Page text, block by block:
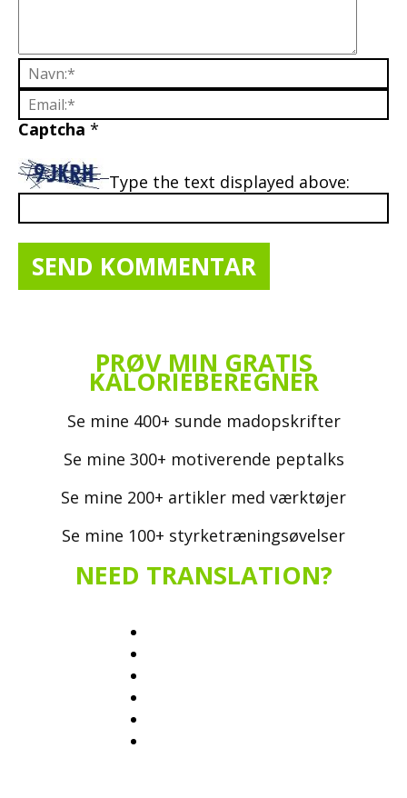
Captcha *
Type the text displayed above:
PRØV MIN GRATIS
KALORIEBEREGNER
Se mine 400+ sunde madopskrifter
Se mine 300+ motiverende peptalks
Se mine 200+ artikler med værktøjer
Se mine 100+ styrketræningsøvelser
NEED TRANSLATION?